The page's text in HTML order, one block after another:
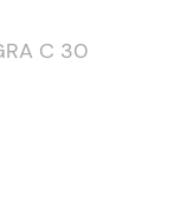
C 30